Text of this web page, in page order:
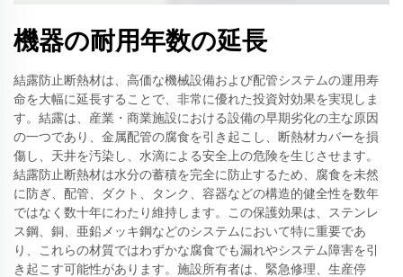
機器の耐用年数の延長
結露防止断熱材は、高価な機械設備および配管システムの運用寿
命を大幅に延長することで、非常に優れた投資対効果を実現しま
す。結露は、産業・商業施設における設備の早期劣化の主な原因
の一つであり、金属配管の腐食を引き起こし、断熱材カバーを損
傷し、天井を汚染し、水滴による安全上の危険を生じさせます。
結露防止断熱材は水分の蓄積を完全に防止するため、腐食を未然
に防ぎ、配管、ダクト、タンク、容器などの構造的健全性を数年
ではなく数十年にわたり維持します。この保護効果は、ステンレ
ス鋼、銅、亜鉛メッキ鋼などのシステムにおいて特に重要であ
り、これらの材質ではわずかな腐食でも漏れやシステム障害を引
き起こす可能性があります。施設所有者は、緊急修理、生産停